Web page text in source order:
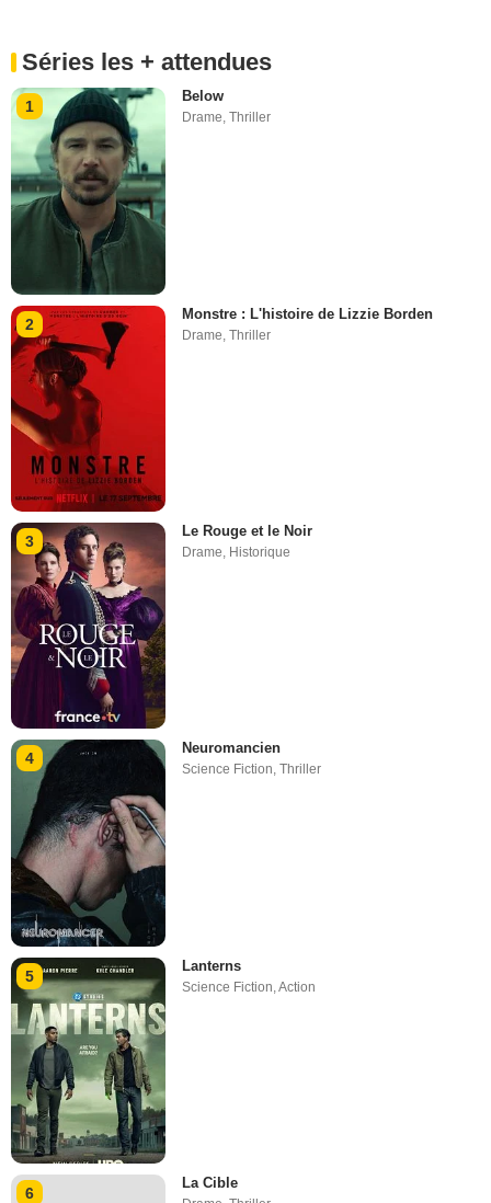
Séries les + attendues
1
Below
Drame,Thriller
2
Monstre : L'histoire de Lizzie Borden
Drame ,Thriller
3
Le Rouge et le Noir
Drame, Historique
4
Neuromancien
Science Fiction,Thriller
5
Lanterns
Science Fiction ,Action
6
La Cible